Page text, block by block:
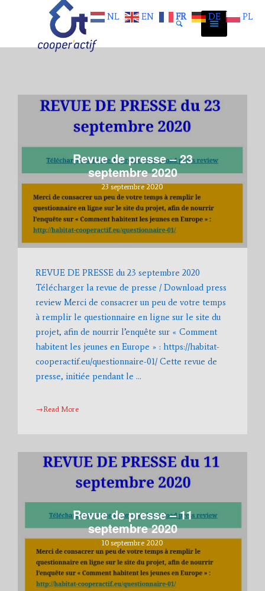
Revue de presse – 23
septembre 2020
23 septembre 2020
REVUE DE PRESSE du 23 septembre 2020
Télécharger la revue de presse / Download press
review Merci de consacrer un peu de votre temps
à remplir le questionnaire en ligne sur le site du
projet, afin de nourrir l’enquête sur « Comment
habitent les jeunes en Europe » : https://habitat-
cooperactif.eu/questionnaire-01/ Cette revue de
presse, initiée pendant le …
→Read More
Revue de presse – 11
septembre 2020
10 septembre 2020
NL EN FR DE PL